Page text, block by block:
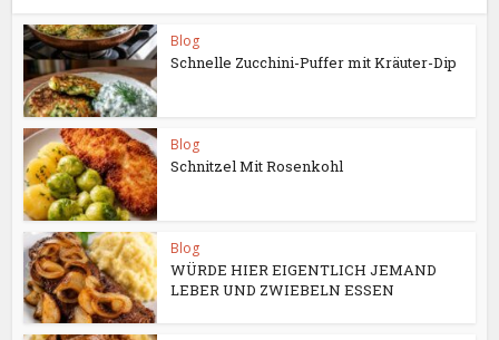
Blog
Schnelle Zucchini-Puffer mit Kräuter-Dip
Blog
Schnitzel Mit Rosenkohl
Blog
WÜRDE HIER EIGENTLICH JEMAND
LEBER UND ZWIEBELN ESSEN